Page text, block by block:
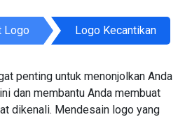
Logo Logo Kecantikan
penting untuk menonjolkan Anda
dan membantu Anda membuat
dikenali. Mendesain logo yang